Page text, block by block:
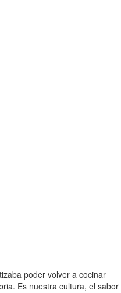
poder volver a cocinar
Es nuestra cultura, el sabor